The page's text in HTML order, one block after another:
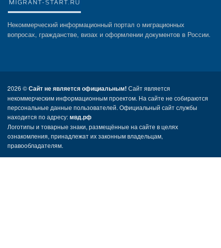
Некоммерческий информационный портал о миграционных
вопросах, гражданстве, визах и оформлении документов в России.
2026 ©Сайт не является официальным! Сайт является
некоммерческим информационным проектом. На сайте не собираются
персональные данные пользователей. Официальный сайт службы
находится по адресу:мвд.рф
Логотипы и товарные знаки, размещённые на сайте в целях
ознакомления, принадлежат их законным владельцам,
правообладателям.